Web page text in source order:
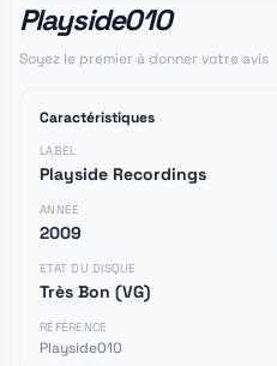
Playside010
Soyez le premier à donner votre avis
Caractéristiques
LABEL
Playside Recordings
ANNÉE
2009
ETAT DU DISQUE
Très Bon (VG)
RÉFÉRENCE
Playside010